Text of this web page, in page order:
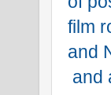
film
and
and